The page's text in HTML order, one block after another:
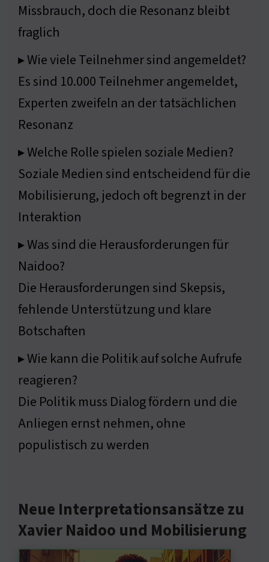
Missbrauch, doch die Resonanz bleibt
fraglich
▸ Wie viele Teilnehmer sind angemeldet?
Es sind 10.000 Teilnehmer angemeldet,
Experten zweifeln an der tatsächlichen
Resonanz
▸ Welche Rolle spielen soziale Medien?
Soziale Medien sind entscheidend für die
Mobilisierung, jedoch oft begrenzt in der
Interaktion
▸ Was sind die Herausforderungen für
Naidoo?
Die Herausforderungen sind Skepsis,
fehlende Unterstützung und klare
Botschaften
▸ Wie kann die Politik auf solche Aufrufe
reagieren?
Die Politik muss Dialog fördern und die
Anliegen ernst nehmen, ohne
populistisch zu werden
Neue Interpretationsansätze zu
Xavier Naidoo und Mobilisierung